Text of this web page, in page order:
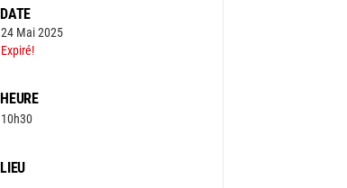
DATE
24 Mai 2025
Expiré!
HEURE
10h30
LIEU